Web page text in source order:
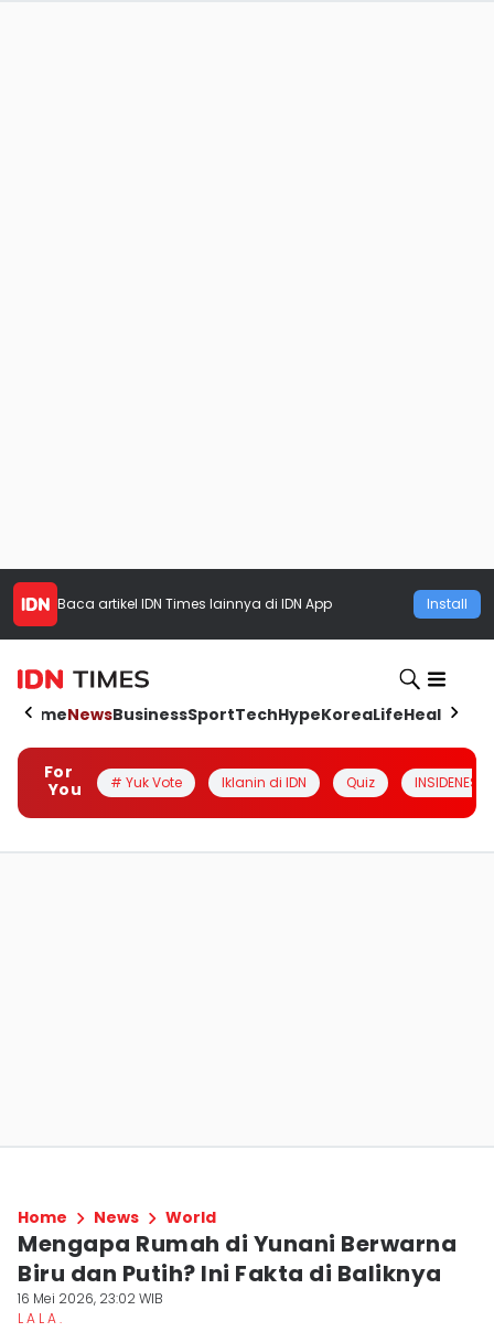
Baca artikel IDN Times lainnya di IDN App Install
HomeNewsBusinessSportTechHypeKoreaLifeHealth
For
You
# Yuk Vote Iklanin di IDN Quiz INSIDENESIA
Home News World
Mengapa Rumah di Yunani Berwarna
Biru dan Putih? Ini Fakta di Baliknya
16 Mei 2026, 23:02 WIB
L A L A .